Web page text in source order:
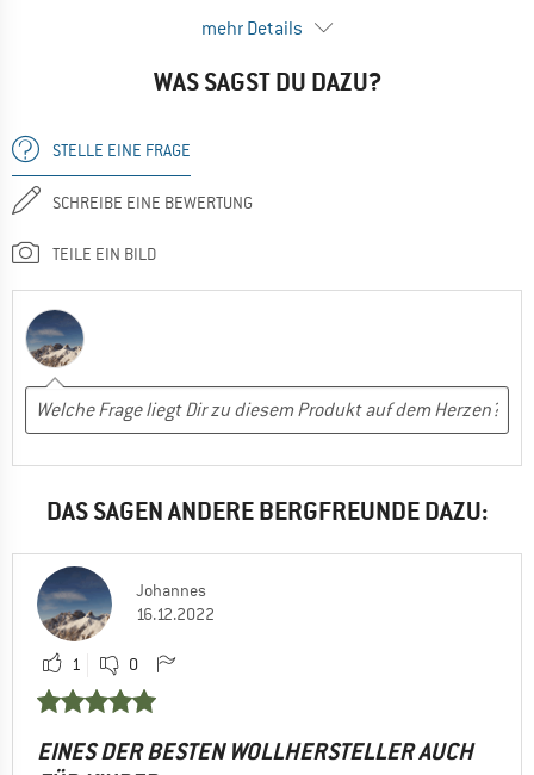
Nein, ich würde das Produkt nicht weiterempfehlen
mehr Details
WAS SAGST DU DAZU?
STELLE EINE FRAGE
SCHREIBE EINE BEWERTUNG
TEILE EIN BILD
DAS SAGEN ANDERE BERGFREUNDE DAZU:
Johannes
16.12.2022
1 0
EINES DER BESTEN WOLLHERSTELLER AUCH